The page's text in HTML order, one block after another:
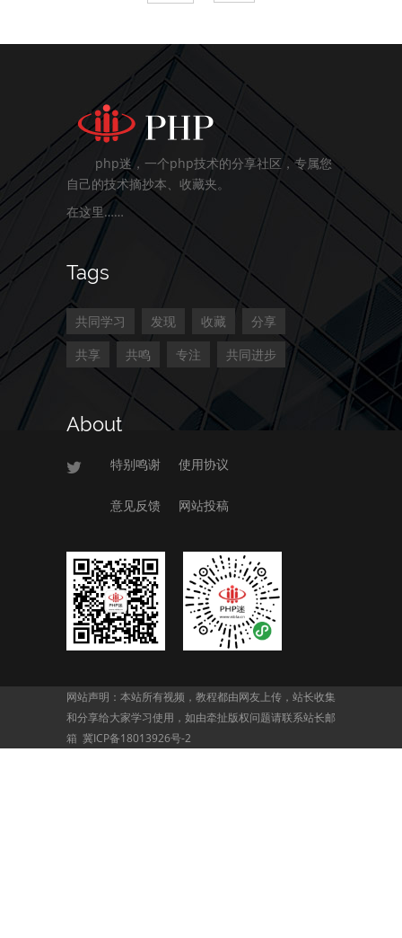
php迷，一个php技术的分享社区，专属您
自己的技术摘抄本、收藏夹。
在这里……
Tags
共同学习 发现 收藏
分享
共享
共鸣 专注 共同进步
About
特别鸣谢 使用协议
意见反馈 网站投稿
网站声明：本站所有视频，教程都由网友上传，站长收集
和分享给大家学习使用，如由牵扯版权问题请联系站长邮
箱 冀ICP备18013926号-2